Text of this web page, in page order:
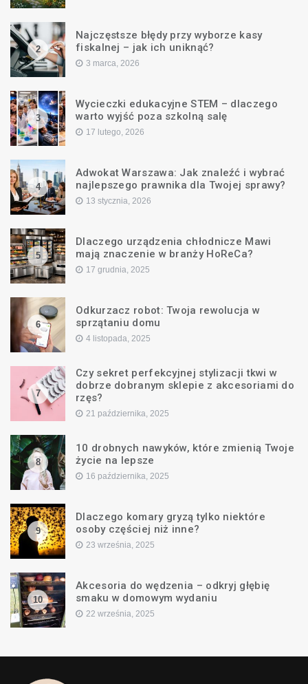
2
Najczęstsze błędy przy wyborze kasy
fiskalnej – jak ich uniknąć?
3 marca, 2026
3
Wycieczki edukacyjne STEM – dlaczego
warto wyjść poza szkolną salę
17 lutego, 2026
4
Adwokat Warszawa: Jak znaleźć i wybrać
najlepszego prawnika dla Twojej sprawy?
13 stycznia, 2026
5
Dlaczego urządzenia chłodnicze Mawi
mają znaczenie w branży HoReCa?
17 grudnia, 2025
6
Odkurzacz robot: Twoja rewolucja w
sprzątaniu domu
4 listopada, 2025
7
Czy sekret perfekcyjnej stylizacji tkwi w
dobrze dobranym sklepie z akcesoriami do
rzęs?
21 października, 2025
8
10 drobnych nawyków, które zmienią Twoje
życie na lepsze
16 października, 2025
9
Dlaczego komary gryzą tylko niektóre
osoby częściej niż inne?
23 września, 2025
10
Akcesoria do wędzenia – odkryj głębię
smaku w domowym wydaniu
22 września, 2025